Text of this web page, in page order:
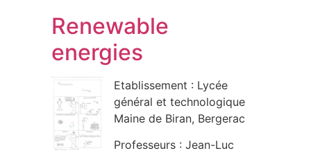
Renewable
energies
Etablissement : Lycée
général et technologique
Maine de Biran, Bergerac
Professeurs : Jean-Luc